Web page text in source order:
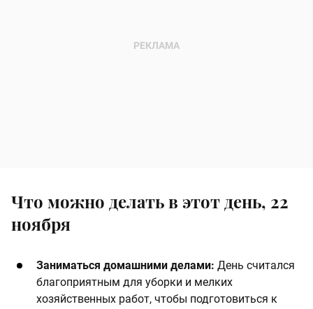
Что можно делать в этот день, 22
ноября
Заниматься домашними делами: День считался
благоприятным для уборки и мелких
хозяйственных работ, чтобы подготовиться к